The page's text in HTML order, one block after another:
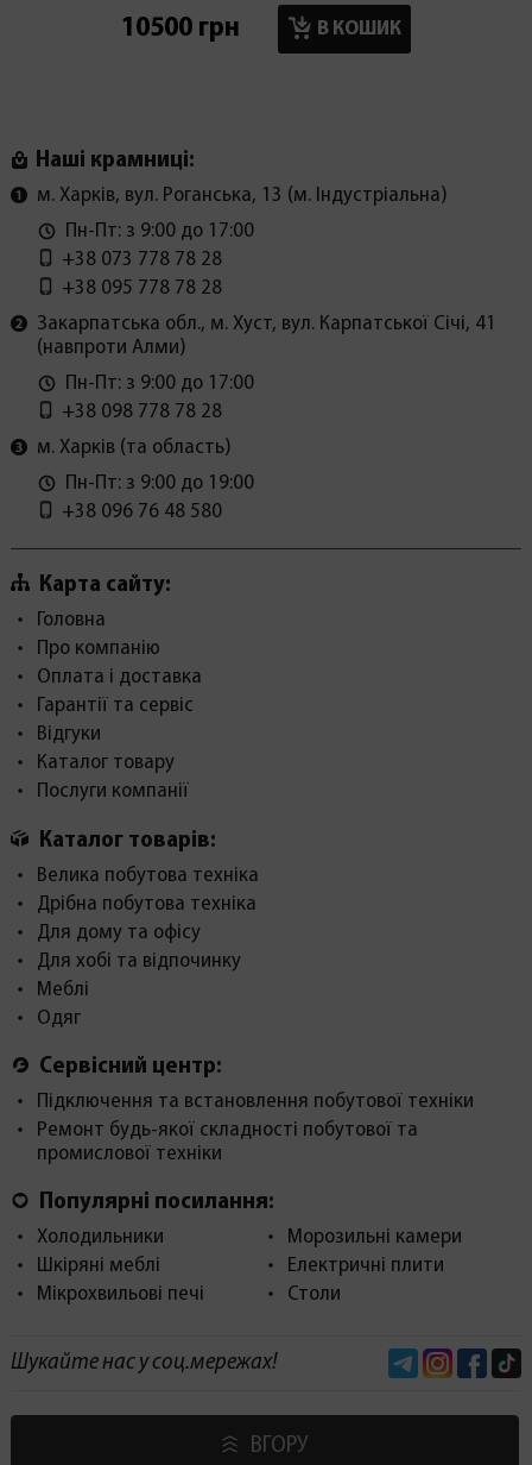
10500 грн В КОШИК
Наші крамниці:
м. Харків, вул. Роганська, 13 (м. Індустріальна)
Пн-Пт: з 9:00 до 17:00
+38 073 778 78 28
+38 095 778 78 28
Закарпатська обл., м. Хуст, вул. Карпатської Січі, 41
(навпроти Алми)
Пн-Пт: з 9:00 до 17:00
+38 098 778 78 28
м. Харків (та область)
Пн-Пт: з 9:00 до 19:00
+38 096 76 48 580
Карта сайту:
Головна
Про компанію
Оплата і доставка
Гарантії та сервіс
Відгуки
Каталог товару
Послуги компанії
Каталог товарів:
Велика побутова техніка
Дрібна побутова техніка
Для дому та офісу
Для хобі та відпочинку
Меблі
Одяг
Сервісний центр:
Підключення та встановлення побутової техніки
Ремонт будь-якої складності побутової та
промислової техніки
Популярні посилання:
Холодильники
Шкіряні меблі
Мікрохвильові печі
Морозильні камери
Електричні плити
Столи
Шукайте нас у соц.мережах! TelegramInstagram
ВГОРУ